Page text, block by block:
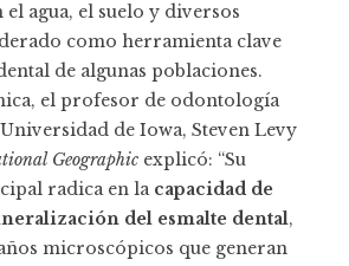
agua, el suelo y diversos
como herramienta clave
de algunas poblaciones.
el profesor de odontología
de Iowa, Steven Levy
Geographic explicó: “Su
radica en la capacidad de
del esmalte dental,
microscópicos que generan